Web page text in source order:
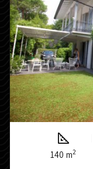
140 m2